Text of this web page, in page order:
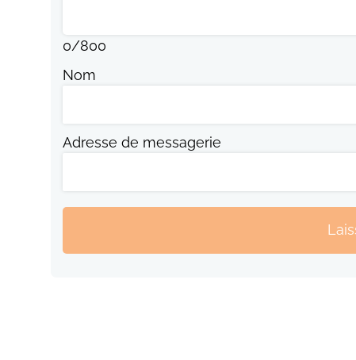
0/800
Nom
Adresse de messagerie